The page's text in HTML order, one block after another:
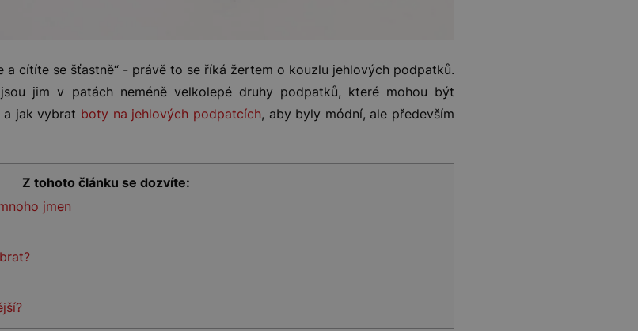
a cítíte se šťastně“ - právě to se říká žertem o kouzlu jehlových podpatků.
jim v patách neméně velkolepé druhy podpatků, které mohou být
a jak vybrat boty na jehlových podpatcích, aby byly módní, ale především
Z tohoto článku se dozvíte:
jmen